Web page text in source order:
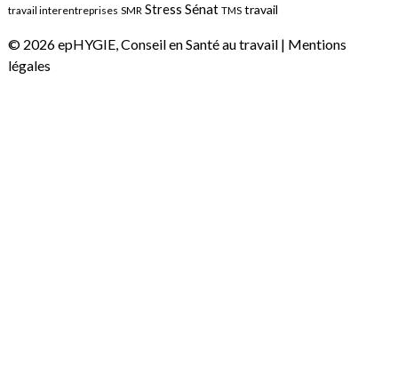
travail interentreprises SMR Stress Sénat TMS travail
© 2026 epHYGIE, Conseil en Santé au travail | Mentions
légales